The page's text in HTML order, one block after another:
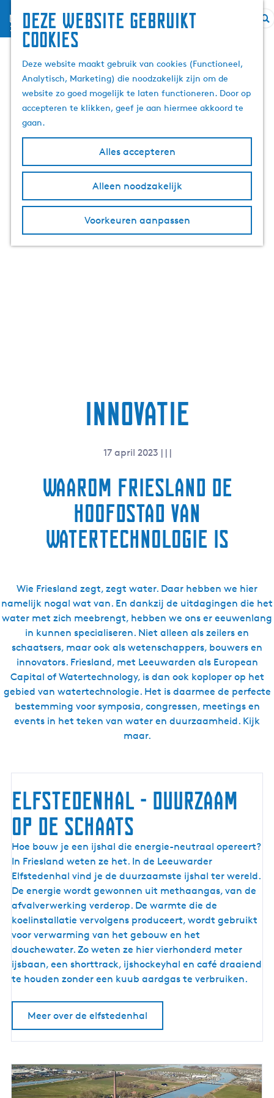
Deze website gebruikt
cookies
Deze website maakt gebruik van cookies (Functioneel,
Analytisch, Marketing) die noodzakelijk zijn om de
website zo goed mogelijk te laten functioneren. Door op
accepteren te klikken, geef je aan hiermee akkoord te
gaan.
Alles accepteren
Alleen noodzakelijk
Voorkeuren aanpassen
menu
G
a
n
a
a
r
e
o
p
g
Innovatie
17 april 2023 | | |
Waarom Friesland de
Hoofdstad van
Watertechnologie is
Wie Friesland zegt, zegt water. Daar hebben we hier
namelijk nogal wat van. En dankzij de uitdagingen die het
water met zich meebrengt, hebben we ons er eeuwenlang
in kunnen specialiseren. Niet alleen als zeilers en
schaatsers, maar ook als wetenschappers, bouwers en
innovators. Friesland, met Leeuwarden als European
Capital of Watertechnology, is dan ook koploper op het
gebied van watertechnologie. Het is daarmee de perfecte
bestemming voor symposia, congressen, meetings en
events in het teken van water en duurzaamheid. Kijk
maar.
Elfstedenhal - duurzaam
op de schaats
E
l
f
s
t
e
d
e
n
h
u
r
Hoe bouw je een ijshal die energie-neutraal opereert?
In Friesland weten ze het. In de Leeuwarder
Elfstedenhal vind je de duurzaamste ijshal ter wereld.
De energie wordt gewonnen uit methaangas, van de
afvalverwerking verderop. De warmte die de
koelinstallatie vervolgens produceert, wordt gebruikt
voor verwarming van het gebouw en het
douchewater. Zo weten ze hier vierhonderd meter
ijsbaan, een shorttrack, ijshockeyhal en café draaiend
te houden zonder een kuub aardgas te verbruiken.
Meer over de elfstedenhal